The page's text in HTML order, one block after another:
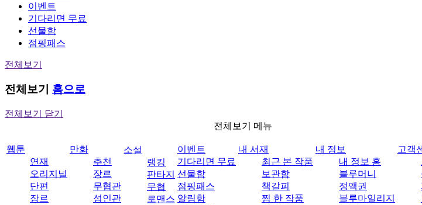
이벤트
기다리면 무료
선물함
점핑패스
전체보기
전체보기 홈으로
전체보기 닫기
전체보기 메뉴
웹툰
연재
오리지널
단편
장르
만화
추천
장르
무협관
성인관
소설
랭킹
판타지
무협
로맨스
이벤트
기다리면 무료
선물함
점핑패스
알림함
내 서재
최근 본 작품
보관함
책갈피
찜 한 작품
내 정보
내 정보 홈
블루머니
정액권
블루마일리지
고객